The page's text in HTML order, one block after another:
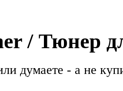
/ Тюнер
думаете - а не